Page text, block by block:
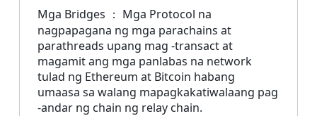
Mga Bridges ： Mga Protocol na
nagpapagana ng mga parachains at
parathreads upang mag -transact at
magamit ang mga panlabas na network
tulad ng Ethereum at Bitcoin habang
umaasa sa walang mapagkakatiwalaang pag
-andar ng chain ng relay chain.